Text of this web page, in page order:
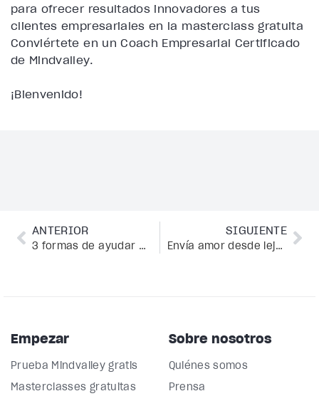
para ofrecer resultados innovadores a tus
clientes empresariales en la masterclass gratuita
Conviértete en un Coach Empresarial Certificado
de Mindvalley.
¡Bienvenido!
ANTERIOR
3 formas de ayudar a los clientes a creer en sí mismos como coach de confianza
SIGUIENTE
Envía amor desde lejos: el poder de la sanación a distancia
Empezar
Prueba Mindvalley gratis
Masterclasses gratuitas
Sobre nosotros
Quiénes somos
Prensa